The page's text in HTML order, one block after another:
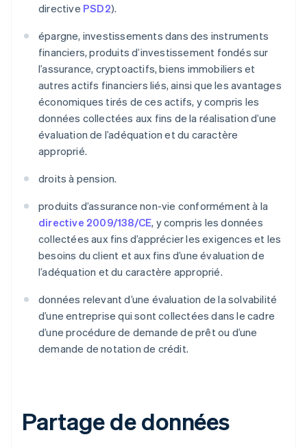
directive PSD2).
épargne, investissements dans des instruments
financiers, produits d’investissement fondés sur
l’assurance, cryptoactifs, biens immobiliers et
autres actifs financiers liés, ainsi que les avantages
économiques tirés de ces actifs, y compris les
données collectées aux fins de la réalisation d’une
évaluation de l’adéquation et du caractère
approprié.
droits à pension.
produits d’assurance non-vie conformément à la
directive 2009/138/CE, y compris les données
collectées aux fins d’apprécier les exigences et les
besoins du client et aux fins d’une évaluation de
l’adéquation et du caractère approprié.
données relevant d’une évaluation de la solvabilité
d’une entreprise qui sont collectées dans le cadre
d’une procédure de demande de prêt ou d’une
demande de notation de crédit.
Partage de données